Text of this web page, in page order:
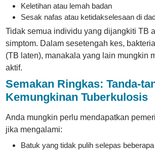
Keletihan atau lemah badan
Sesak nafas atau ketidakselesaan di
Tidak semua individu yang dijangkiti TB
simptom. Dalam sesetengah kes,
(TB laten), manakala yang lain mungkin
aktif.
Semakan Ringkas: Tanda-
Kemungkinan Tuberkulosis
Anda mungkin perlu mendapatkan
jika mengalami:
Batuk yang tidak pulih selepas